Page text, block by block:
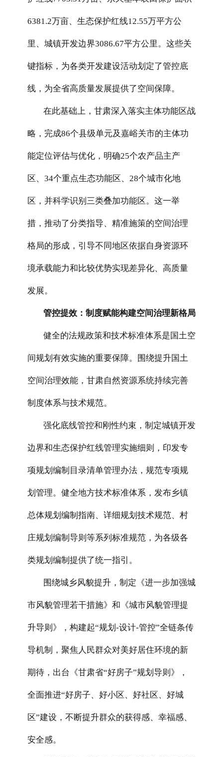
6381.2万亩、生态保护红线12.55万平方公
里、城镇开发边界3086.67平方公里。这些关
键指标，为各类开发建设活动划定了管控底
线，为全省高质量发展提供了空间保障。
在此基础上，甘肃深入落实主体功能区战
略，完成86个县级单元及嘉峪关市的主体功
能定位评估与优化，明确25个农产品主产
区、34个重点生态功能区、28个城市化地
区，并科学识别三类叠加功能区。这一举
措，推动了分类指导、精准施策的空间治理
格局的形成，引导不同地区依据自身资源环
境承载能力和比较优势实现差异化、高质量
发展。
管控提效：制度赋能构建空间治理新格局
健全的法规政策和技术标准体系是国土空
间规划有效实施的重要保障。围绕提升国土
空间治理效能，甘肃自然资源系统持续完善
制度体系与技术规范。
强化底线管控和刚性约束，制定城镇开发
边界和生态保护红线管理实施细则，印发专
项规划编制目录清单管理办法，规范专项规
划管理。健全地方技术标准体系，发布乡镇
总体规划编制指南、详细规划技术规范、村
庄规划编制导则等系列标准规范，为各级各
类规划编制提供了统一指引。
围绕城乡风貌提升，制定《进一步加强城
市风貌管理若干措施》和《城市风貌管理提
升导则》，构建起“规划-设计-管控”全链条传
导机制，聚焦人民群众对美好居住环境的新
期待，出台《甘肃省“好房子”规划导则》，
全面推进“好房子、好小区、好社区、好城
区”建设，不断提升群众的获得感、幸福感、
安全感。